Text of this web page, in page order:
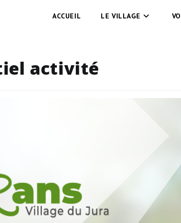
ACCUEIL LE VILLAGE
activité